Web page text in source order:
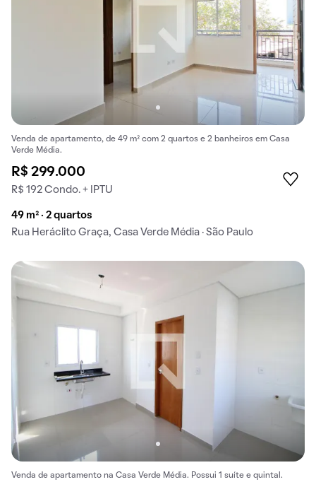
Venda de apartamento, de 49 m² com 2 quartos e 2 banheiros em Casa
Verde Média.
R$ 299.000
R$ 192 Condo. + IPTU
49 m² · 2 quartos
Rua Heráclito Graça, Casa Verde Média · São Paulo
Venda de apartamento na Casa Verde Média. Possui 1 suíte e quintal.